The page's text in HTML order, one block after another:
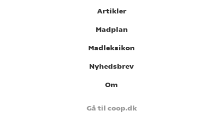
Artikler
Madplan
Madleksikon
Nyhedsbrev
Om
Gå til coop.dk